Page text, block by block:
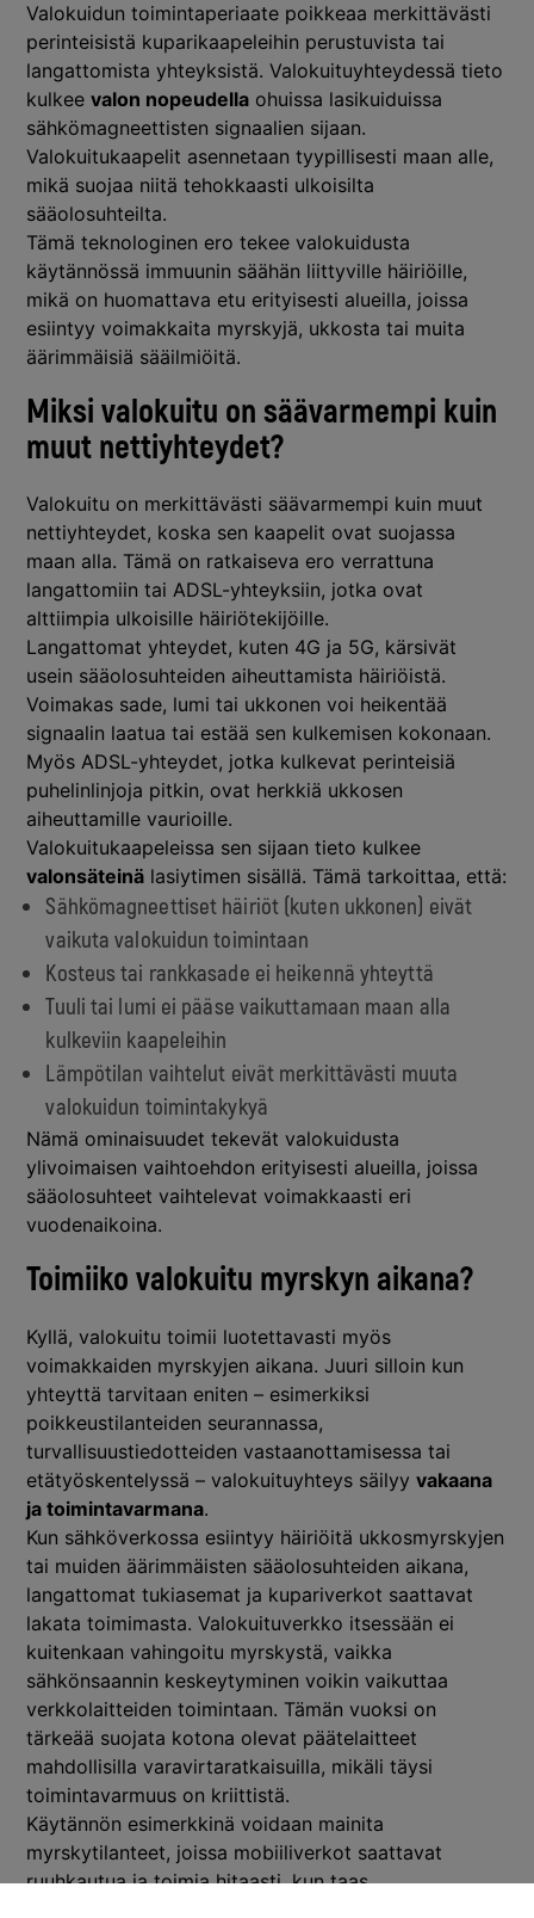
Valokuidun toimintaperiaate poikkeaa merkittävästi
perinteisistä kuparikaapeleihin perustuvista tai
langattomista yhteyksistä. Valokuituyhteydessä tieto
kulkeevalon nopeudella ohuissa lasikuiduissa
sähkömagneettisten signaalien sijaan.
Valokuitukaapelit asennetaan tyypillisesti maan alle,
mikä suojaa niitä tehokkaasti ulkoisilta
sääolosuhteilta.
Tämä teknologinen ero tekee valokuidusta
käytännössä immuunin säähän liittyville häiriöille,
mikä on huomattava etu erityisesti alueilla, joissa
esiintyy voimakkaita myrskyjä, ukkosta tai muita
äärimmäisiä sääilmiöitä.
Miksi valokuitu on säävarmempi kuin
muut nettiyhteydet?
Valokuitu on merkittävästi säävarmempi kuin muut
nettiyhteydet, koska sen kaapelit ovat suojassa
maan alla. Tämä on ratkaiseva ero verrattuna
langattomiin tai ADSL-yhteyksiin, jotka ovat
alttiimpia ulkoisille häiriötekijöille.
Langattomat yhteydet, kuten 4G ja 5G, kärsivät
usein sääolosuhteiden aiheuttamista häiriöistä.
Voimakas sade, lumi tai ukkonen voi heikentää
signaalin laatua tai estää sen kulkemisen kokonaan.
Myös ADSL-yhteydet, jotka kulkevat perinteisiä
puhelinlinjoja pitkin, ovat herkkiä ukkosen
aiheuttamille vaurioille.
Valokuitukaapeleissa sen sijaan tieto kulkee
valonsäteinä lasiytimen sisällä. Tämä tarkoittaa, että:
Sähkömagneettiset häiriöt (kuten ukkonen) eivät
vaikuta valokuidun toimintaan
Kosteus tai rankkasade ei heikennä yhteyttä
Tuuli tai lumi ei pääse vaikuttamaan maan alla
kulkeviin kaapeleihin
Lämpötilan vaihtelut eivät merkittävästi muuta
valokuidun toimintakykyä
Nämä ominaisuudet tekevät valokuidusta
ylivoimaisen vaihtoehdon erityisesti alueilla, joissa
sääolosuhteet vaihtelevat voimakkaasti eri
vuodenaikoina.
Toimiiko valokuitu myrskyn aikana?
Kyllä, valokuitu toimii luotettavasti myös
voimakkaiden myrskyjen aikana. Juuri silloin kun
yhteyttä tarvitaan eniten – esimerkiksi
poikkeustilanteiden seurannassa,
turvallisuustiedotteiden vastaanottamisessa tai
etätyöskentelyssä – valokuituyhteys säilyyvakaana
ja toimintavarmana.
Kun sähköverkossa esiintyy häiriöitä ukkosmyrskyjen
tai muiden äärimmäisten sääolosuhteiden aikana,
langattomat tukiasemat ja kupariverkot saattavat
lakata toimimasta. Valokuituverkko itsessään ei
kuitenkaan vahingoitu myrskystä, vaikka
sähkönsaannin keskeytyminen voikin vaikuttaa
verkkolaitteiden toimintaan. Tämän vuoksi on
tärkeää suojata kotona olevat päätelaitteet
mahdollisilla varavirtaratkaisuilla, mikäli täysi
toimintavarmuus on kriittistä.
Käytännön esimerkkinä voidaan mainita
myrskytilanteet, joissa mobiiliverkot saattavat
ruuhkautua ja toimia hitaasti, kun taas